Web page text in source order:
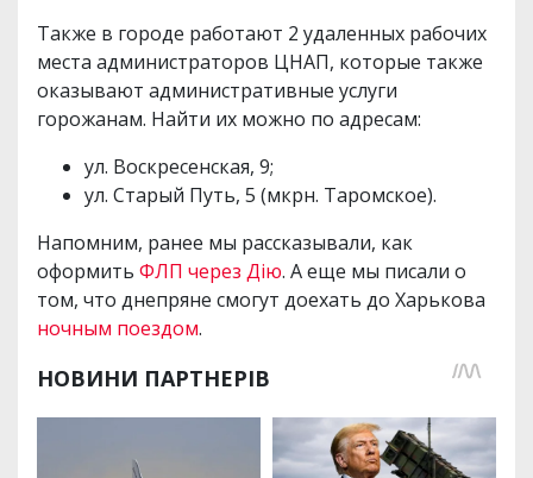
Также в городе работают 2 удаленных рабочих
места администраторов ЦНАП, которые также
оказывают административные услуги
горожанам. Найти их можно по адресам:
ул. Воскресенская, 9;
ул. Старый Путь, 5 (мкрн. Таромское).
Напомним, ранее мы рассказывали, как
оформить ФЛП через Дію. А еще мы писали о
том, что днепряне смогут доехать до Харькова
ночным поездом.